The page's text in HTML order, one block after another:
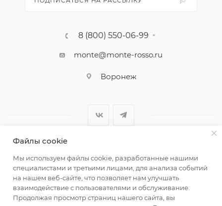
8 (800) 550-06-99
monte@monte-rosso.ru
Воронеж
женщин
Файлы cookie
Мы используем файлы cookie, разработанные нашими
специалистами и третьими лицами, для анализа событий
на нашем веб-сайте, что позволяет нам улучшать
взаимодействие с пользователями и обслуживание.
Продолжая просмотр страниц нашего сайта, вы